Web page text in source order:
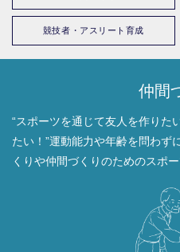
競技者・アスリート育成
仲間
“スポーツを通じて友⼈を作りた
たい！”運動能⼒や年齢を問わず
くりや仲間づくりのためのスポ